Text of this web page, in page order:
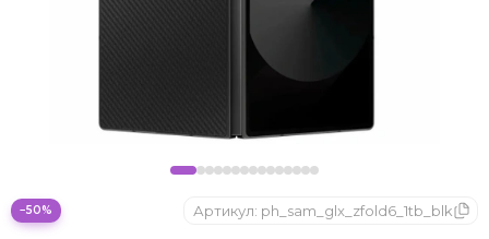
ONYX BOOX
−50% Артикул: ph_sam_glx_zfold6_1tb_blk